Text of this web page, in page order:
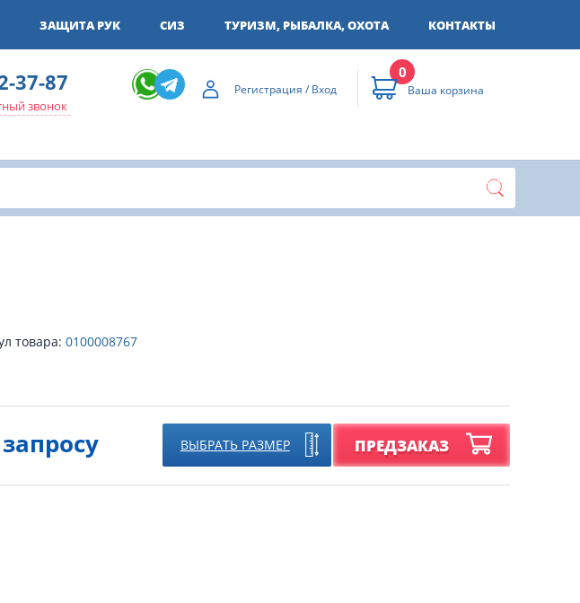
ЗАЩИТА РУК СИЗ ТУРИЗМ, РЫБАЛКА, ОХОТА КОНТАКТЫ
37-87
звонок
Регистрация / Вход
0
Ваша корзина
товара: 0100008767
ВЫБРАТЬ РАЗМЕР ПРЕДЗАКАЗ